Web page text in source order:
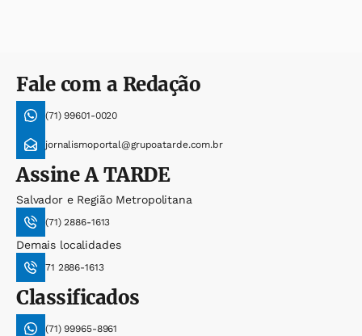
Fale com a Redação
(71) 99601-0020
jornalismoportal@grupoatarde.com.br
AssineA TARDE
Salvador e Região Metropolitana
(71) 2886-1613
Demais localidades
71 2886-1613
Classificados
(71) 99965-8961